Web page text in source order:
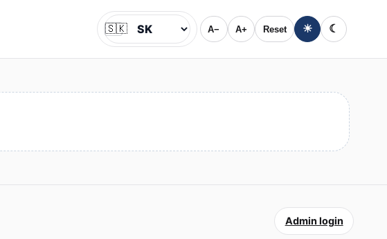
Jazyk
🇸🇰 A− A+ Reset ☀ ☾
Admin login